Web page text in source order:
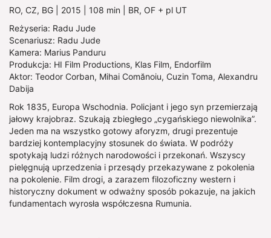
RO, CZ, BG | 2015 | 108 min | BR, OF + pl UT
Reżyseria: Radu Jude
Scenariusz: Radu Jude
Kamera: Marius Panduru
Produkcja: HI Film Productions, Klas Film, Endorfilm
Aktor: Teodor Corban, Mihai Comănoiu, Cuzin Toma, Alexandru
Dabija
Rok 1835, Europa Wschodnia. Policjant i jego syn przemierzają
jałowy krajobraz. Szukają zbiegłego „cygańskiego niewolnika”.
Jeden ma na wszystko gotowy aforyzm, drugi prezentuje
bardziej kontemplacyjny stosunek do świata. W podróży
spotykają ludzi różnych narodowości i przekonań. Wszyscy
pielęgnują uprzedzenia i przesądy przekazywane z pokolenia
na pokolenie. Film drogi, a zarazem filozoficzny western i
historyczny dokument w odważny sposób pokazuje, na jakich
fundamentach wyrosła współczesna Rumunia.